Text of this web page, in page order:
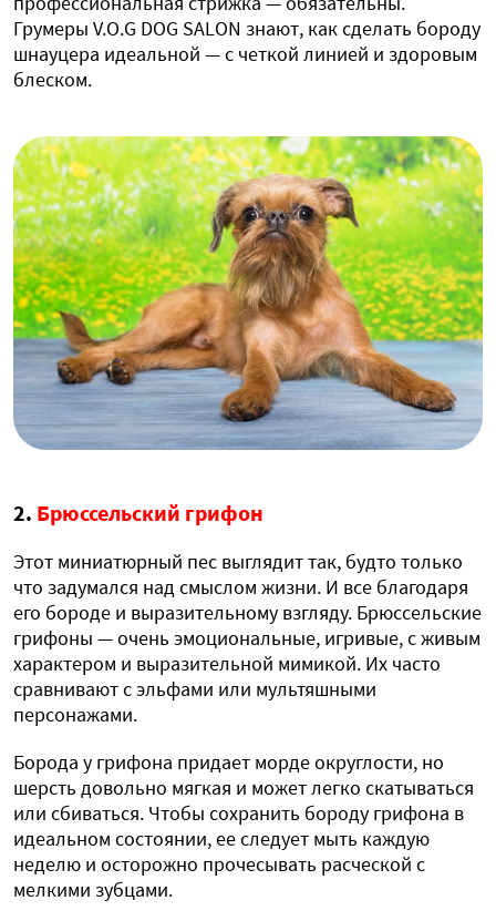
Грумеры V.O.G DOG SALON знают, как сделать бороду
шнауцера идеальной — с четкой линией и здоровым
блеском.
2. Брюссельский грифон
Этот миниатюрный пес выглядит так, будто только
что задумался над смыслом жизни. И все благодаря
его бороде и выразительному взгляду. Брюссельские
грифоны — очень эмоциональные, игривые, с живым
характером и выразительной мимикой. Их часто
сравнивают с эльфами или мультяшными
персонажами.
Борода у грифона придает морде округлости, но
шерсть довольно мягкая и может легко скатываться
или сбиваться. Чтобы сохранить бороду грифона в
идеальном состоянии, ее следует мыть каждую
неделю и осторожно прочесывать расческой с
мелкими зубцами.